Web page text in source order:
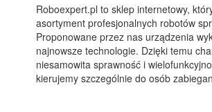
Roboexpert.pl to sklep internetowy,
asortyment profesjonalnych robotów
Proponowane przez nas urządzenia
najnowsze technologie. Dzięki temu
niesamowita sprawność i
kierujemy szczególnie do osób